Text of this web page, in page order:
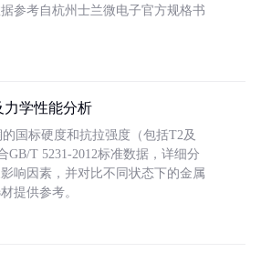
参考自杭州士兰微电子官方规格书
力学性能分析
国标硬度和抗拉强度（包括T2及
GB/T 5231-2012标准数据，详细分
响因素，并对比不同状态下的金属
提供参考。